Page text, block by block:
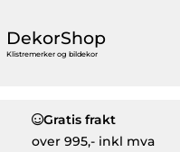
DekorShop
Klistremerker og bildekor
Gratis frakt
over 995,- inkl mva